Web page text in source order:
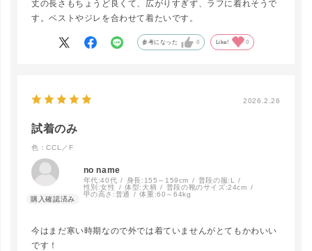
CCL／F
在庫なし
LINEで再入荷
丈の長さもちょうど良くて、広がりすぎず、ラフに着れそうで
す。ベストやジレを合わせて着たいです。
参考になった 0 Like! 0
2026.2.26
試着のみ
色：CCL／F
no name
年代:40代 身長: 155～159cm 普段の服: L
性別:女性 体型: 大柄 普段の靴のサイズ:24cm
甲の高さ:普通 体重:60～64kg
今はまだ寒い時期なので外では着ていませんがとてもかわいい
です！